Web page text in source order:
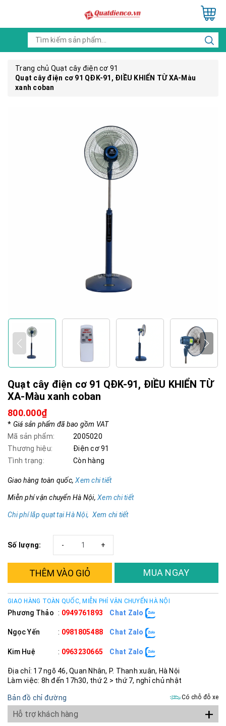
Trang chủ Quạt cây điện cơ 91
Quạt cây điện cơ 91 QĐK-91, ĐIỀU KHIỂN TỪ XA-Màu
xanh coban
Quạt cây điện cơ 91 QĐK-91, ĐIỀU KHIỂN TỪ
XA-Màu xanh coban
800.000₫
* Giá sản phẩm đã bao gồm VAT
Mã sản phẩm:
2005020
Thương hiệu:
Điện cơ 91
Tình trạng:
Còn hàng
Giao hàng toàn quốc,Xem chi tiết
Miễn phí vận chuyển Hà Nội, Xem chi tiết
Chi phí lắp quạt tại Hà Nội, Xem chi tiết
Số lượng: +
-
THÊM VÀO GIỎ MUA NGAY
GIAO HÀNG TOÀN QUỐC, MIỄN PHÍ VẬN CHUYỂN HÀ NỘI
Phương Thảo : 0949761893 Chat Zalo
Ngọc Yến : 0981805488 Chat Zalo
Kim Huệ : 0963230665 Chat Zalo
Địa chỉ: 17 ngõ 46, Quan Nhân, P. Thanh xuân, Hà Nội
Làm việc: 8h đến 17h30, thứ 2 > thứ 7, nghỉ chủ nhật
Bản đồ chỉ đường Có chỗ đỗ xe
Hỗ trợ khách hàng +